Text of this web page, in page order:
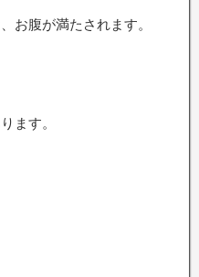
お腹が満たされます。
ます。